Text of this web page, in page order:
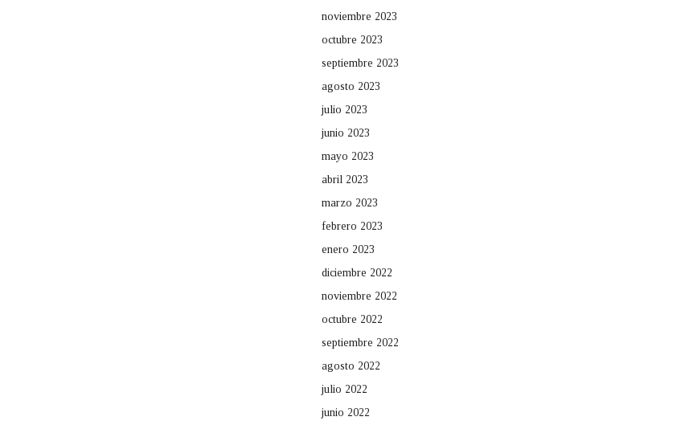
noviembre 2023
octubre 2023
septiembre 2023
agosto 2023
julio 2023
junio 2023
mayo 2023
abril 2023
marzo 2023
febrero 2023
enero 2023
diciembre 2022
noviembre 2022
octubre 2022
septiembre 2022
agosto 2022
julio 2022
junio 2022